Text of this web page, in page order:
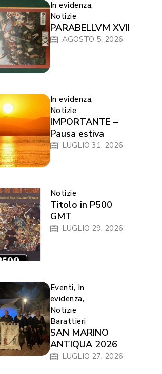
In evidenza,
Notizie
PARABELLVM XVII
AGOSTO 5, 2026
In evidenza,
Notizie
IMPORTANTE –
Pausa estiva
LUGLIO 31, 2026
Notizie
Titolo in P500
GMT
LUGLIO 29, 2026
Eventi, In
evidenza,
Notizie
Barattieri
SAN MARINO
ANTIQUA 2026
LUGLIO 27, 2026